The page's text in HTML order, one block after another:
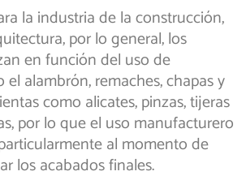
la industria de la construcción,
por lo general, los
en función del uso de
el alambrón, remaches, chapas y
como alicates, pinzas, tijeras
por lo que el uso manufacturero
al momento de
los acabados finales.